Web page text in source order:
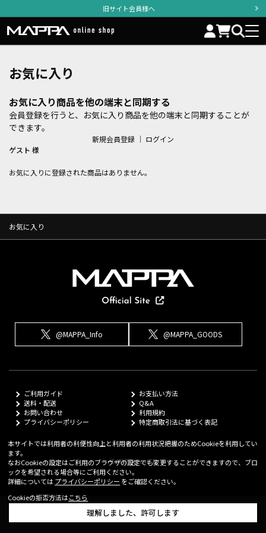
旧サイト会員様へ
お気に入り
お気に入り商品を他の端末と同期する
会員登録を行うと、お気に入り商品を他の端末と同期することが
できます。
新規会員登録 ｜ ログイン
ゲスト 様
お気に入りに登録された商品はありません。
お気に入り
@MAPPA_Info @MAPPA_GOODS
ご利用ガイド
お支払い方法
送料・配送
Q&A
お問い合わせ
利用規約
プライバシーポリシー
特定商取引法に基づく表記
© MAPPA Co.,LTD
本サイトでは利用者の利便性向上と利用者の利用状況把握のためCookieを利用してい
ます。
なおCookieの設定はご利用のブラウザの設定でも変更することができますので、ブロ
ックを希望される場合等にご利用ください。
詳細については プライバシーポリシー をご確認ください。
Cookieの拒否方法はこちら
理解しました、許可します